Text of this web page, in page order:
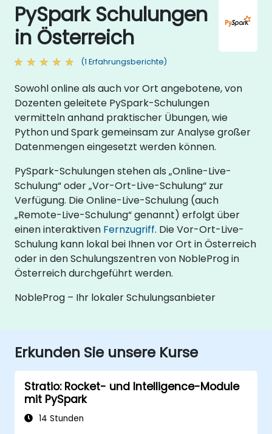
PySpark Schulungen
in Österreich
(1 Erfahrungsberichte)
Sowohl online als auch vor Ort angebotene, von
Dozenten geleitete PySpark-Schulungen
vermitteln anhand praktischer Übungen, wie
Python und Spark gemeinsam zur Analyse großer
Datenmengen eingesetzt werden können.
PySpark-Schulungen stehen als „Online-Live-
Schulung“ oder „Vor-Ort-Live-Schulung“ zur
Verfügung. Die Online-Live-Schulung (auch
„Remote-Live-Schulung“ genannt) erfolgt über
einen interaktiven Fernzugriff. Die Vor-Ort-Live-
Schulung kann lokal bei Ihnen vor Ort in Österreich
oder in den Schulungszentren von NobleProg in
Österreich durchgeführt werden.
NobleProg – Ihr lokaler Schulungsanbieter
Erkunden Sie unsere Kurse
Stratio: Rocket- und Intelligence-Module
mit PySpark
14 Stunden